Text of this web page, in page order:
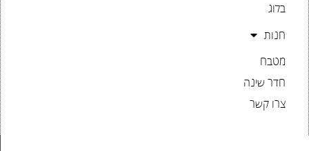
בלוג
חנות
מטבח
חדר שינה
צרו קשר